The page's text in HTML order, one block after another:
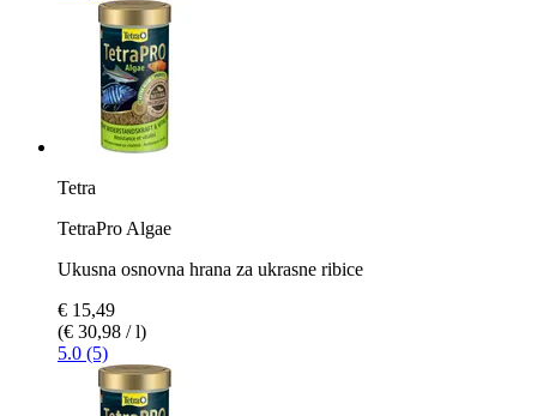
Tetra
TetraPro Algae
Ukusna osnovna hrana za ukrasne ribice
€ 15,49
(€ 30,98 / l)
5.0 (5)